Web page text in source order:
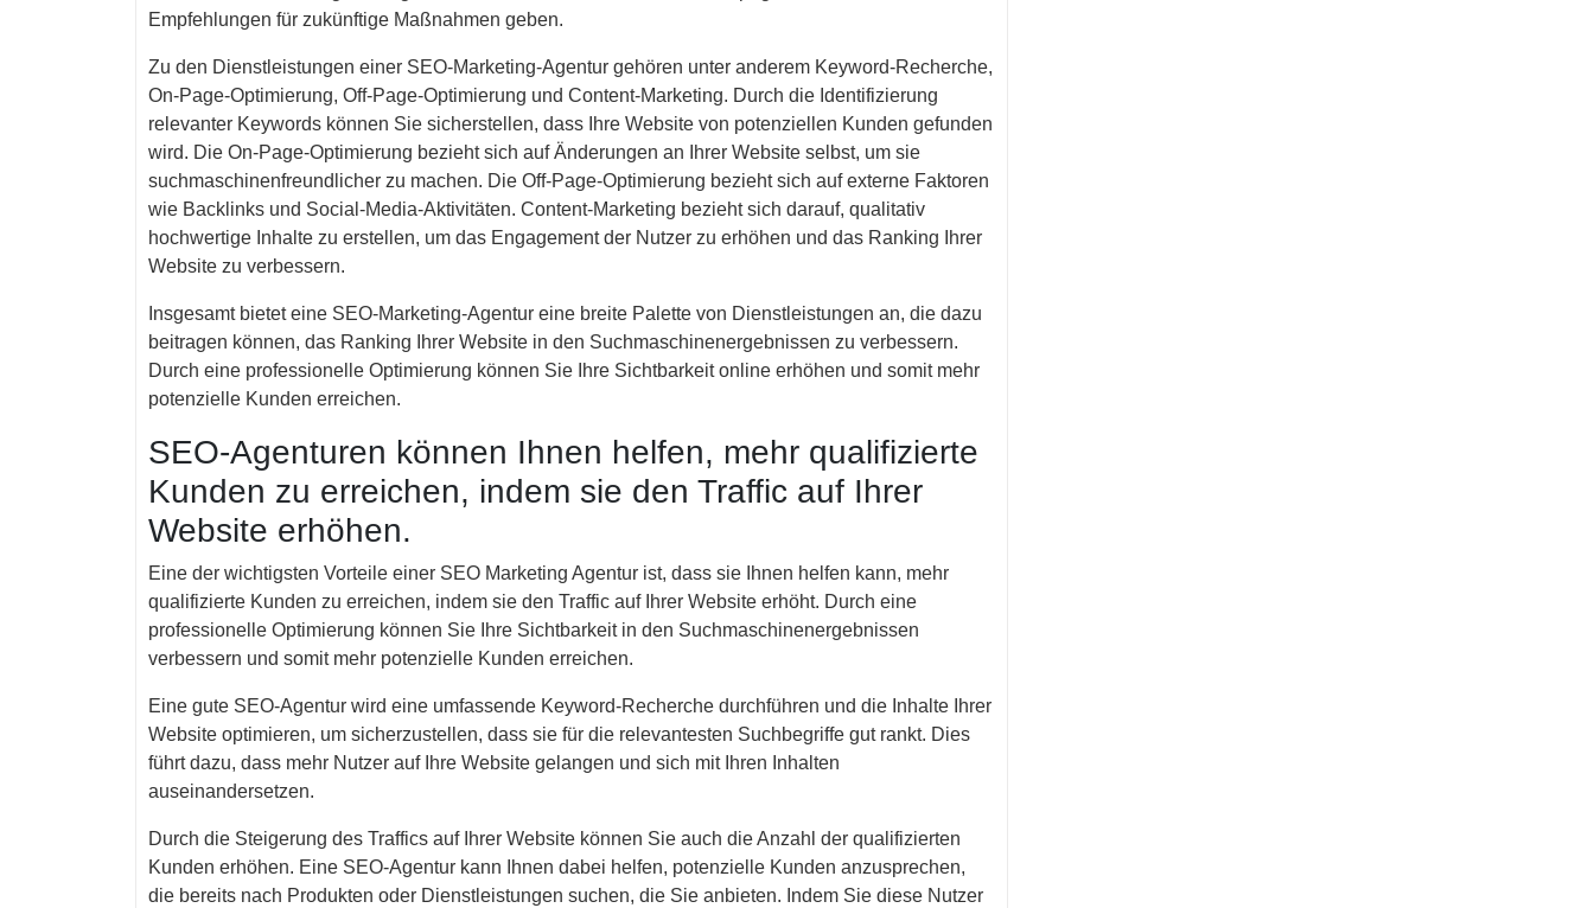
Empfehlungen für zukünftige Maßnahmen geben.
Zu den Dienstleistungen einer SEO-Marketing-Agentur gehören unter anderem Keyword-Recherche,
On-Page-Optimierung, Off-Page-Optimierung und Content-Marketing. Durch die Identifizierung
relevanter Keywords können Sie sicherstellen, dass Ihre Website von potenziellen Kunden gefunden
wird. Die On-Page-Optimierung bezieht sich auf Änderungen an Ihrer Website selbst, um sie
suchmaschinenfreundlicher zu machen. Die Off-Page-Optimierung bezieht sich auf externe Faktoren
wie Backlinks und Social-Media-Aktivitäten. Content-Marketing bezieht sich darauf, qualitativ
hochwertige Inhalte zu erstellen, um das Engagement der Nutzer zu erhöhen und das Ranking Ihrer
Website zu verbessern.
Insgesamt bietet eine SEO-Marketing-Agentur eine breite Palette von Dienstleistungen an, die dazu
beitragen können, das Ranking Ihrer Website in den Suchmaschinenergebnissen zu verbessern.
Durch eine professionelle Optimierung können Sie Ihre Sichtbarkeit online erhöhen und somit mehr
potenzielle Kunden erreichen.
SEO-Agenturen können Ihnen helfen, mehr qualifizierte
Kunden zu erreichen, indem sie den Traffic auf Ihrer
Website erhöhen.
Eine der wichtigsten Vorteile einer SEO Marketing Agentur ist, dass sie Ihnen helfen kann, mehr
qualifizierte Kunden zu erreichen, indem sie den Traffic auf Ihrer Website erhöht. Durch eine
professionelle Optimierung können Sie Ihre Sichtbarkeit in den Suchmaschinenergebnissen
verbessern und somit mehr potenzielle Kunden erreichen.
Eine gute SEO-Agentur wird eine umfassende Keyword-Recherche durchführen und die Inhalte Ihrer
Website optimieren, um sicherzustellen, dass sie für die relevantesten Suchbegriffe gut rankt. Dies
führt dazu, dass mehr Nutzer auf Ihre Website gelangen und sich mit Ihren Inhalten
auseinandersetzen.
Durch die Steigerung des Traffics auf Ihrer Website können Sie auch die Anzahl der qualifizierten
Kunden erhöhen. Eine SEO-Agentur kann Ihnen dabei helfen, potenzielle Kunden anzusprechen,
die bereits nach Produkten oder Dienstleistungen suchen, die Sie anbieten. Indem Sie diese Nutzer